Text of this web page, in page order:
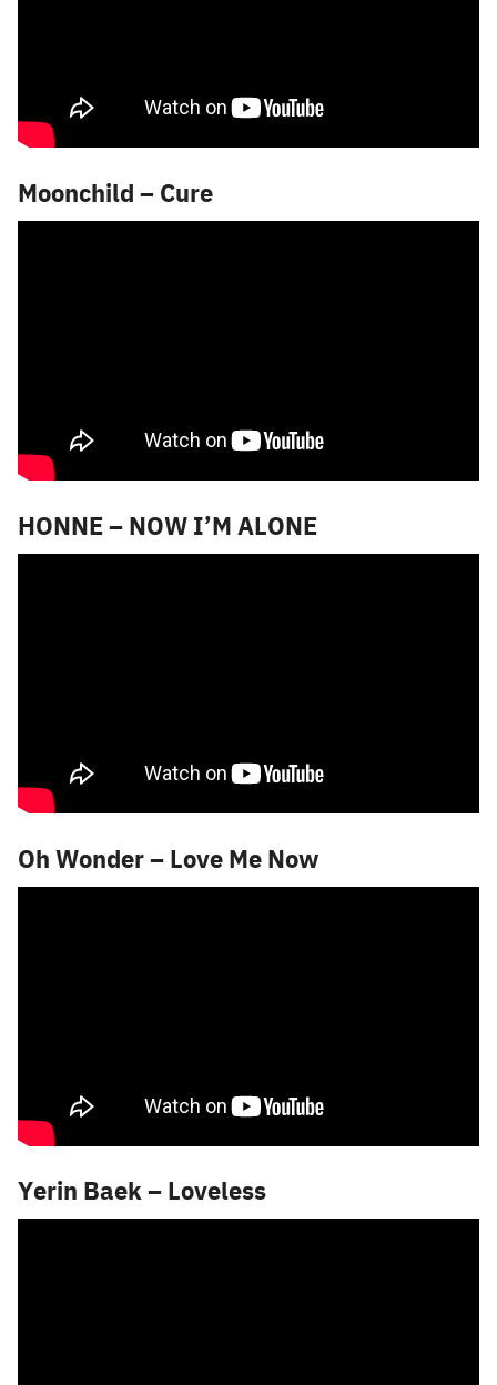
Moonchild – Cure
HONNE – NOW I’M ALONE
Oh Wonder – Love Me Now
Yerin Baek – Loveless